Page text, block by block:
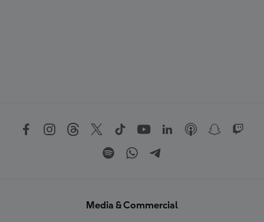
Media & Commercial